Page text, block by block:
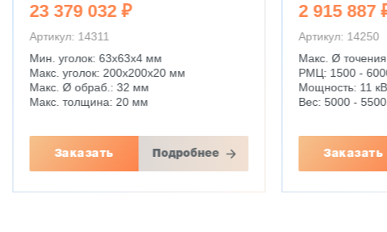
23 379 032 ₽
Артикул: 14311
Мин. уголок: 63x63x4 мм
Макс. уголок: 200x200x20 мм
Макс. Ø обраб.: 32 мм
Макс. толщина: 20 мм
Заказать Подробнее
2 915 887
Артикул: 14250
Макс. Ø
РМЦ: 1500 -
Мощность: 11
Вес: 5000 - 5500
Заказать